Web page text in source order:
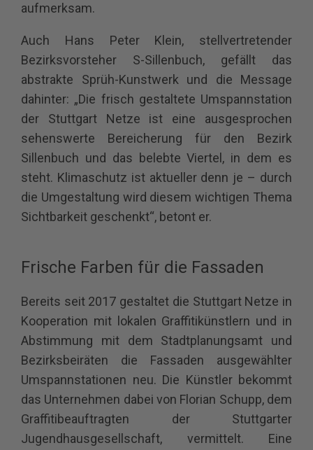
aufmerksam.
Auch Hans Peter Klein, stellvertretender
Bezirksvorsteher S-Sillenbuch, gefällt das
abstrakte Sprüh-Kunstwerk und die Message
dahinter: „Die frisch gestaltete Umspannstation
der Stuttgart Netze ist eine ausgesprochen
sehenswerte Bereicherung für den Bezirk
Sillenbuch und das belebte Viertel, in dem es
steht. Klimaschutz ist aktueller denn je – durch
die Umgestaltung wird diesem wichtigen Thema
Sichtbarkeit geschenkt“, betont er.
Frische Farben für die Fassaden
Bereits seit 2017 gestaltet die Stuttgart Netze in
Kooperation mit lokalen Graffitikünstlern und in
Abstimmung mit dem Stadtplanungsamt und
Bezirksbeiräten die Fassaden ausgewählter
Umspannstationen neu. Die Künstler bekommt
das Unternehmen dabei von Florian Schupp, dem
Graffitibeauftragten der Stuttgarter
Jugendhausgesellschaft, vermittelt. Eine